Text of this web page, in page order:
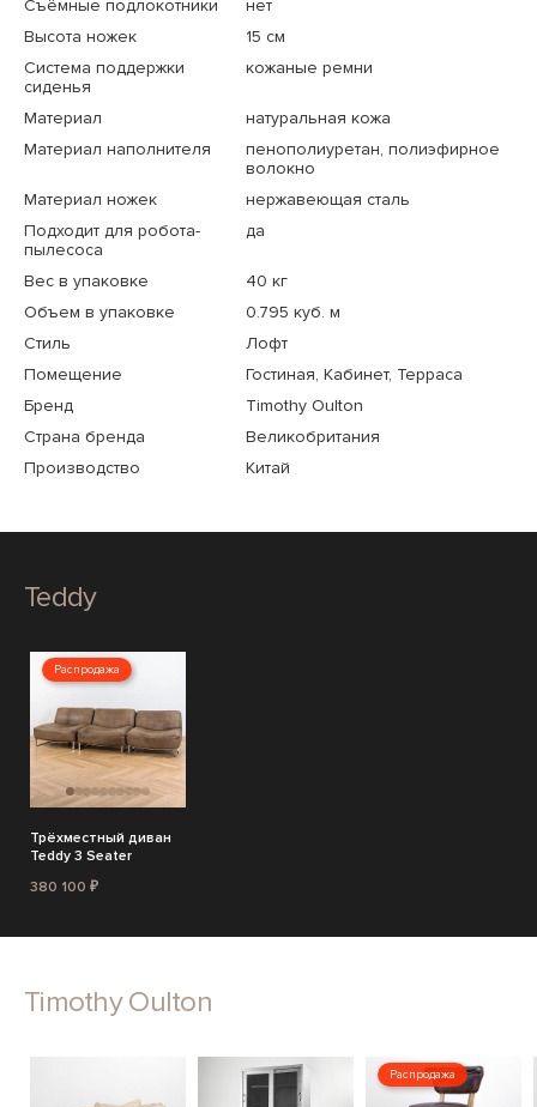
Съёмные подлокотники
нет
Высота ножек
15 см
Система поддержки
сиденья
кожаные ремни
Материал
натуральная кожа
Материал наполнителя
пенополиуретан, полиэфирное
волокно
Материал ножек
нержавеющая сталь
Подходит для робота-
пылесоса
да
Вес в упаковке
40 кг
Объем в упаковке
0.795 куб. м
Стиль
Лофт
Помещение
Гостиная, Кабинет, Терраса
Бренд
Timothy Oulton
Страна бренда
Великобритания
Производство
Китай
Teddy
Распродажа
Трёхместный диван
Teddy 3 Seater
380 100 ₽
Timothy Oulton
Распродажа